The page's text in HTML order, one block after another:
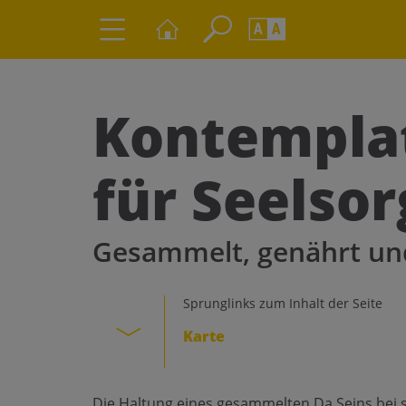
AA
für
Gesammelt, genährt
Sprunglinks zum Inhalt der Seite
Karte